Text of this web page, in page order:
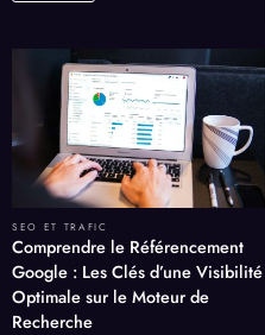
SEO ET TRAFIC
Comprendre le Référencement
Google : Les Clés d’une Visibilité
Optimale sur le Moteur de
Recherche